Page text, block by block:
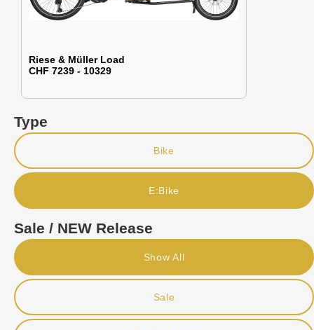
Riese & Müller Load
CHF 7239 - 10329
Type
Bike
E:Bike
Sale / NEW Release
Show All
Sale